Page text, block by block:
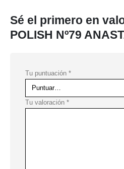
Sé el primero en
POLISH Nº79
Tu puntuación *
Tu valoración *